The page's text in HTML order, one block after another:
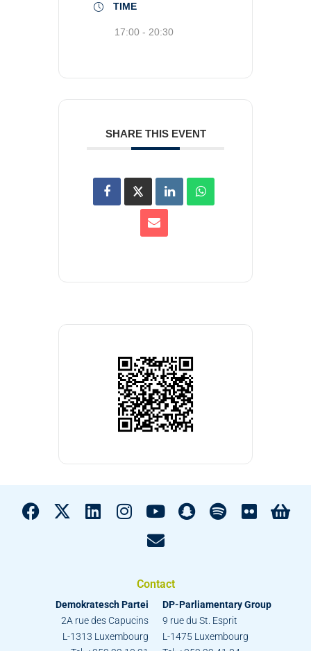
TIME
17:00 - 20:30
SHARE THIS EVENT
Contact
Demokratesch Partei
2A rue des Capucins
L-1313 Luxembourg
DP-Parliamentary Group
9 rue du St. Esprit
L-1475 Luxembourg